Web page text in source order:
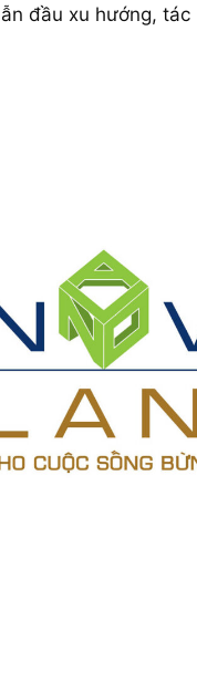
đầu xu hướng,